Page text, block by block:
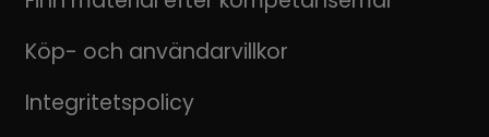
Köp- och användarvillkor
Integritetspolicy